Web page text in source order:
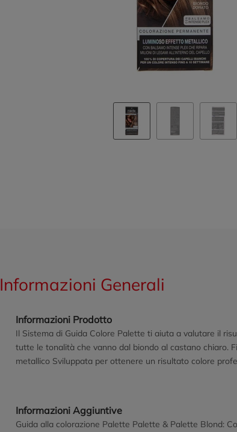
Informazioni Generali
Informazioni Prodotto
Il Sistema di Guida Colore Palette ti aiuta a valutare il
tutte le tonalità che vanno dal biondo al castano chiaro.
metallico Sviluppata per ottenere un risultato colore
capello donando un risultato colore sorprendente
Copertura Fino al 100 % dei Capelli Bianchi. Con
un'incredibile brillantezza. * rispetto a capelli non trattati
Informazioni Aggiuntive
Guida alla colorazione Palette Palette & Palette Blond: